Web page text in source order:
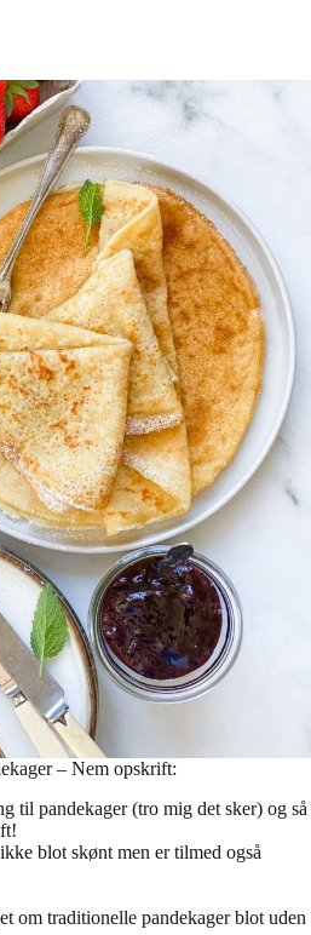
– Nem opskrift:
til pandekager (tro mig det sker) og så
blot skønt men er tilmed også
om traditionelle pandekager blot uden